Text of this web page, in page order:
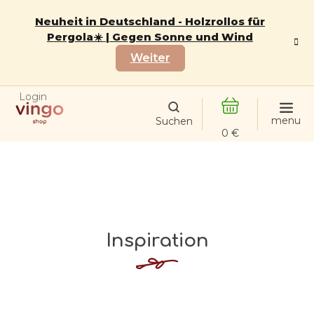
Neuheit in Deutschland - Holzrollos für
Pergola☀️ | Gegen Sonne und Wind
Weiter
Login
WARENKORB
Inspiration